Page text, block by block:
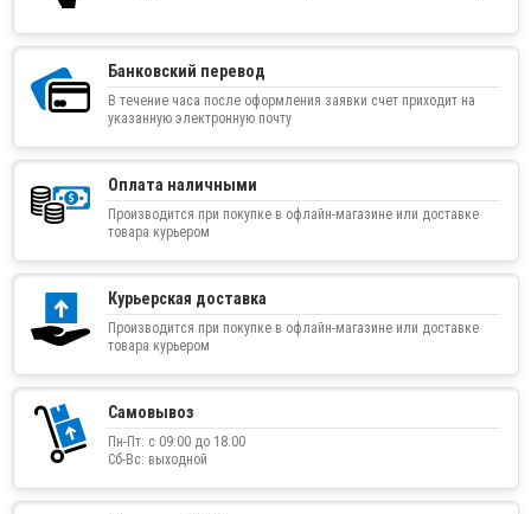
Банковский перевод
В течение часа после оформления заявки счет приходит на
указанную электронную почту
Оплата наличными
Производится при покупке в офлайн-магазине или доставке
товара курьером
Курьерская доставка
Производится при покупке в офлайн-магазине или доставке
товара курьером
Самовывоз
Пн-Пт: с 09:00 до 18:00
Сб-Вс: выходной